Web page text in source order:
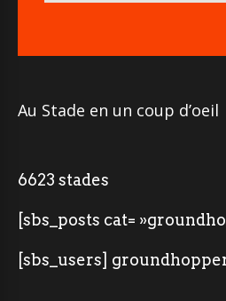
Au Stade en un coup d’oeil
6623 stades
[sbs_posts cat=
[sbs_users]